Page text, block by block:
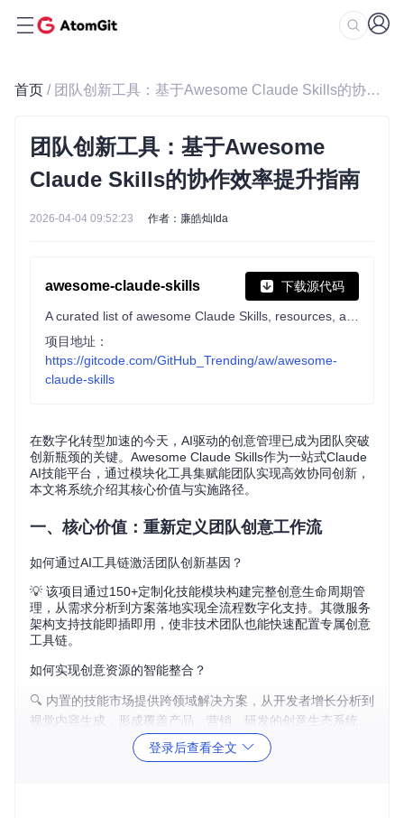
首页 / 团队创新工具：基于Awesome Claude Skills的协作效率提升指南
团队创新工具：基于Awesome
Claude Skills的协作效率提升指南
2026-04-04 09:52:23 作者：廉皓灿Ida
awesome-claude-skills 下载源代码
项目地址：
https://gitcode.com/GitHub_Trending/aw/awesome-
claude-skills
在数字化转型加速的今天，AI驱动的创意管理已成为团队突破
创新瓶颈的关键。Awesome Claude Skills作为一站式Claude
AI技能平台，通过模块化工具集赋能团队实现高效协同创新，
本文将系统介绍其核心价值与实施路径。
一、核心价值：重新定义团队创意工作流
如何通过AI工具链激活团队创新基因？
💡 该项目通过150+定制化技能模块构建完整创意生命周期管
理，从需求分析到方案落地实现全流程数字化支持。其微服务
架构支持技能即插即用，使非技术团队也能快速配置专属创意
工具链。
如何实现创意资源的智能整合？
🔍 内置的技能市场提供跨领域解决方案，从开发者增长分析到
视觉内容生成，形成覆盖产品、营销、研发的创意生态系统。
通过标准化接口实现技能间数据互通，解决传统工具链数据孤
登录后查看全文